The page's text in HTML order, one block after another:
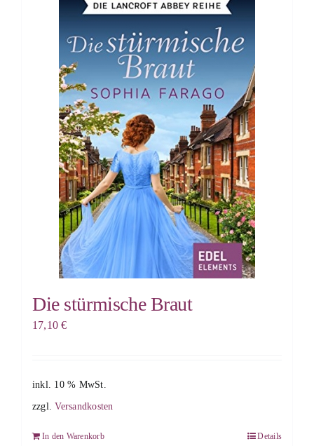
Die stürmische Braut
17,10€
inkl. 10 % MwSt.
zzgl.Versandkosten
In den Warenkorb Details